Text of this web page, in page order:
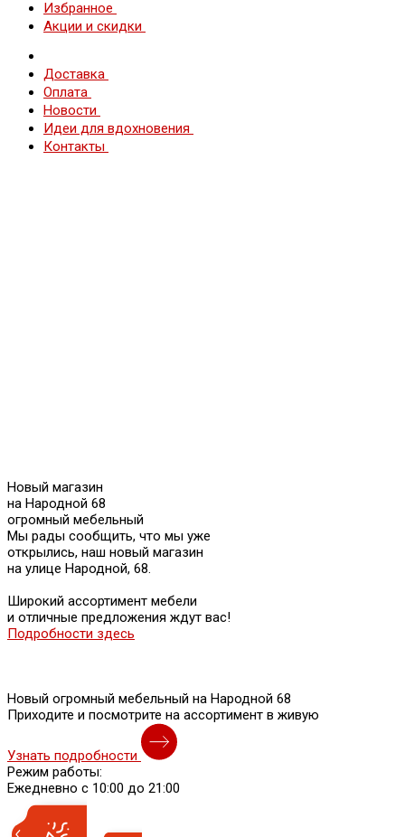
Избранное
Акции и скидки
Доставка
Оплата
Новости
Идеи для вдохновения
Контакты
Новый магазин
на Народной 68
огромный мебельный
Мы рады сообщить, что мы уже
открылись, наш новый магазин
на улице Народной, 68.
Широкий ассортимент мебели
и отличные предложения ждут вас!
Подробности здесь
Новый огромный мебельный на Народной 68
Приходите и посмотрите на ассортимент в живую
Узнать подробности
Режим работы:
Ежедневно с 10:00 до 21:00